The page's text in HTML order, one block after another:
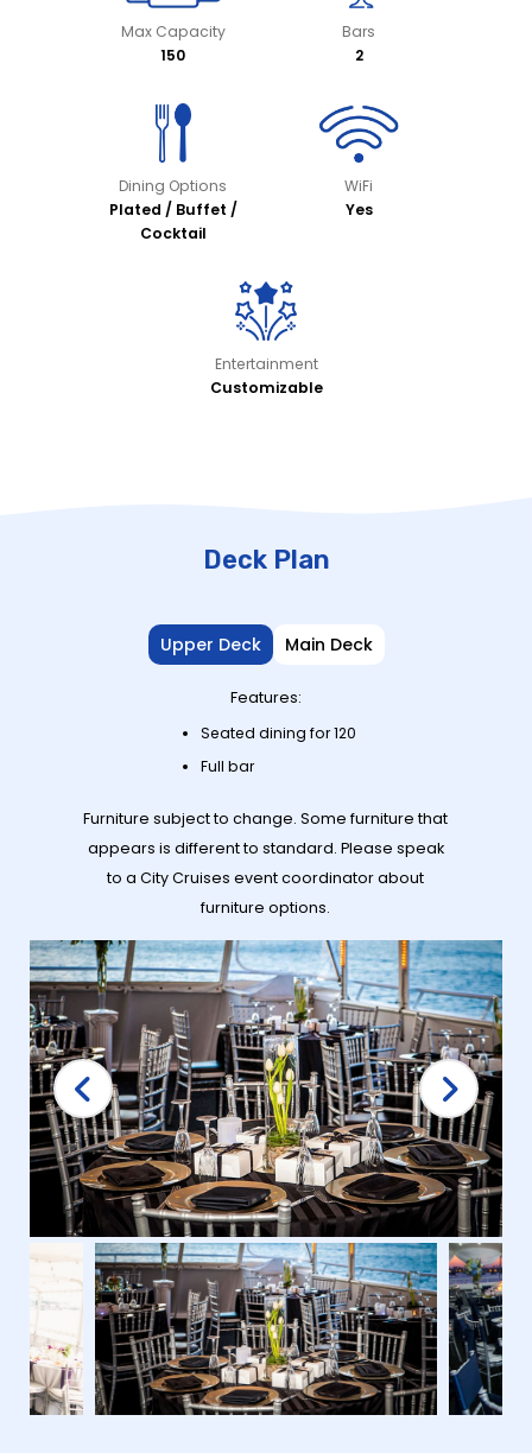
Max Capacity
150
Bars
2
Dining Options
Plated / Buffet /
Cocktail
WiFi
Yes
Entertainment
Customizable
Deck Plan
Upper Deck Main Deck
Features:
Seated dining for 120
Full bar
Furniture subject to change. Some furniture that
appears is different to standard. Please speak
to a City Cruises event coordinator about
furniture options.